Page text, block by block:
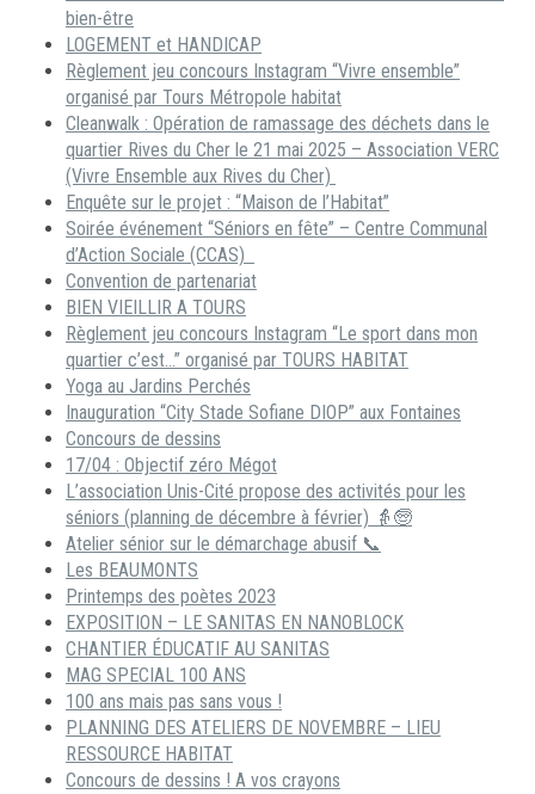
bien-être
LOGEMENT et HANDICAP
Règlement jeu concours Instagram “Vivre ensemble”
organisé par Tours Métropole habitat
Cleanwalk : Opération de ramassage des déchets dans le
quartier Rives du Cher le 21 mai 2025 – Association VERC
(Vivre Ensemble aux Rives du Cher)
Enquête sur le projet : “Maison de l’Habitat”
Soirée événement “Séniors en fête” – Centre Communal
d’Action Sociale (CCAS)
Convention de partenariat
BIEN VIEILLIR A TOURS
Règlement jeu concours Instagram “Le sport dans mon
quartier c’est…” organisé par TOURS HABITAT
Yoga au Jardins Perchés
Inauguration “City Stade Sofiane DIOP” aux Fontaines
Concours de dessins
17/04 : Objectif zéro Mégot
L’association Unis-Cité propose des activités pour les
séniors (planning de décembre à février) 👵🧓
Atelier sénior sur le démarchage abusif 📞
Les BEAUMONTS
Printemps des poètes 2023
EXPOSITION – LE SANITAS EN NANOBLOCK
CHANTIER ÉDUCATIF AU SANITAS
MAG SPECIAL 100 ANS
100 ans mais pas sans vous !
PLANNING DES ATELIERS DE NOVEMBRE – LIEU
RESSOURCE HABITAT
Concours de dessins ! A vos crayons